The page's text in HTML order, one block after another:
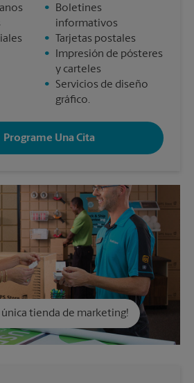
•
Boletines
informativos
•
Tarjetas postales
•
Impresión de pósteres
y carteles
•
Servicios de diseño
gráfico.
Programe Una Cita
única tienda de marketing!